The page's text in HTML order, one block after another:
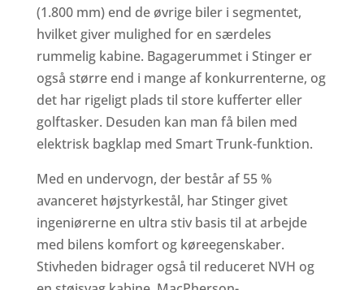
(1.800 mm) end de øvrige biler i segmentet,
hvilket giver mulighed for en særdeles
rummelig kabine. Bagagerummet i Stinger er
også større end i mange af konkurrenterne, og
det har rigeligt plads til store kufferter eller
golftasker. Desuden kan man få bilen med
elektrisk bagklap med Smart Trunk-funktion.
Med en undervogn, der består af 55 %
avanceret højstyrkestål, har Stinger givet
ingeniørerne en ultra stiv basis til at arbejde
med bilens komfort og køreegenskaber.
Stivheden bidrager også til reduceret NVH og